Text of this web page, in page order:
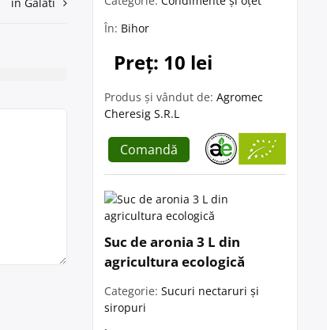
în Galati
În: Bihor
Preț: 10 lei
Produs și vândut de: Agromec
Cheresig S.R.L
Comandă
Suc de aronia 3 L din
agricultura ecologică
Categorie: Sucuri nectaruri și
siropuri